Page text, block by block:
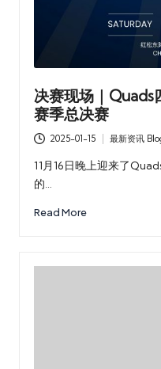
决赛现场｜
赛季总决赛
2025-01-15
Posted
in
最新资讯
11月16日晚上迎来了
的…
Read More